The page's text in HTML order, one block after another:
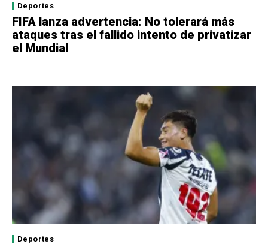
Deportes
FIFA lanza advertencia: No tolerará más
ataques tras el fallido intento de privatizar
el Mundial
Deportes